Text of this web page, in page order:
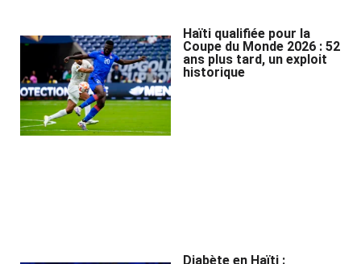
Haïti qualifiée pour la
Coupe du Monde 2026 : 52
ans plus tard, un exploit
historique
Diabète en Haïti :